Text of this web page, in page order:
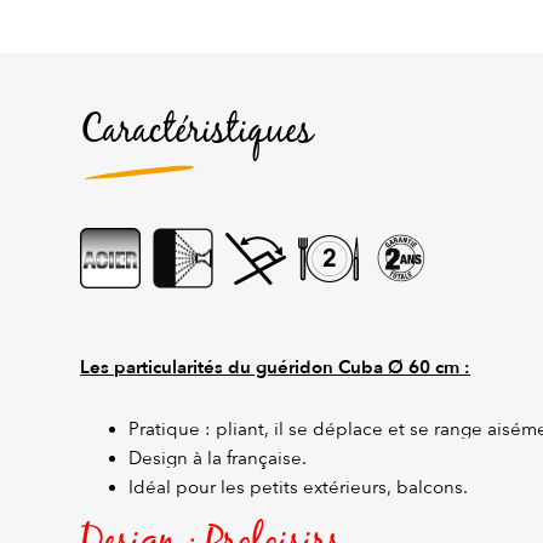
Caractéristiques
Les particularités du guéridon Cuba Ø 60 cm :
Pratique : pliant, il se déplace et se range
Design à la française.
Idéal pour les petits extérieurs, balcons.